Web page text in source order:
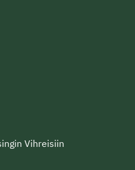
Vihreisiin